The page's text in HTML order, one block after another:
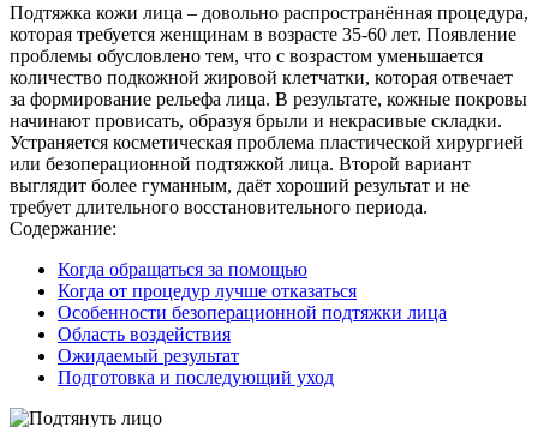
Подтяжка кожи лица – довольно распространённая процедура,
которая требуется женщинам в возрасте 35-60 лет. Появление
проблемы обусловлено тем, что с возрастом уменьшается
количество подкожной жировой клетчатки, которая отвечает
за формирование рельефа лица. В результате, кожные покровы
начинают провисать, образуя брыли и некрасивые складки.
Устраняется косметическая проблема пластической хирургией
или безоперационной подтяжкой лица. Второй вариант
выглядит более гуманным, даёт хороший результат и не
требует длительного восстановительного периода.
Содержание:
Когда обращаться за помощью
Когда от процедур лучше отказаться
Особенности безоперационной подтяжки лица
Область воздействия
Ожидаемый результат
Подготовка и последующий уход